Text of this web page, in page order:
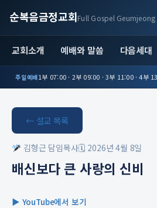
순복음금정교회Full Gospel Geumjeong
교회소개 예배와 말씀 다음세대
주일예배1부 07:00 · 2부 09:00 · 3부 11:00 · 4부
← 설교 목록
김형근 담임목사🗓 2026년 4월 8일
배신보다 큰 사랑의 신비
▶ YouTube에서 보기